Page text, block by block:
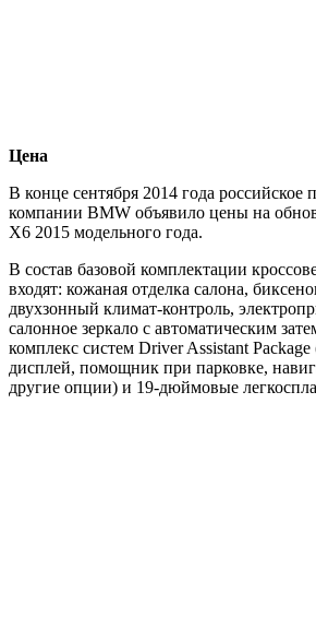
Цена
В конце сентября 2014 года российское
компании BMW объявило цены на
X6 2015 модельного года.
В состав базовой комплектации
входят: кожаная отделка салона,
двухзонный климат-контроль,
салонное зеркало с автоматическим
комплекс систем Driver Assistant
дисплей, помощник при парковке,
другие опции) и 19-дюймовые